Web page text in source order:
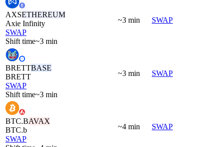
AXSETHEREUM
Axie Infinity
SWAP
Shift time~3 min
~3 min SWAP
BRETTBASE
BRETT
SWAP
Shift time~3 min
~3 min SWAP
BTC.BAVAX
BTC.b
SWAP
~4 min SWAP